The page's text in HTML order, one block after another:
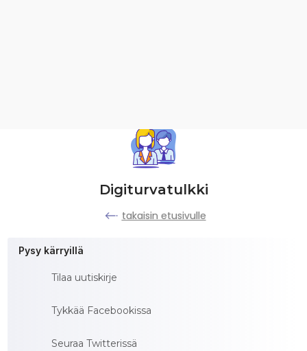
Digiturvatulkki
takaisin etusivulle
Pysy kärryillä
Tilaa uutiskirje
Tykkää Facebookissa
Seuraa Twitterissä